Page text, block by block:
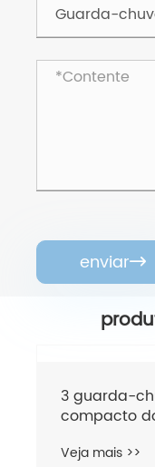
enviar